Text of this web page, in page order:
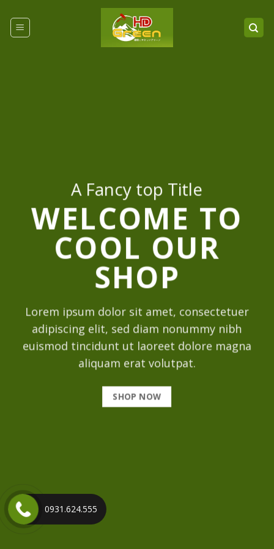
đến
nội
A Fancy top Title
WELCOME TO
COOL OUR
SHOP
Lorem ipsum dolor sit amet, consectetuer
adipiscing elit, sed diam nonummy nibh
euismod tincidunt ut laoreet dolore magna
aliquam erat volutpat.
SHOP NOW
0931.624.555